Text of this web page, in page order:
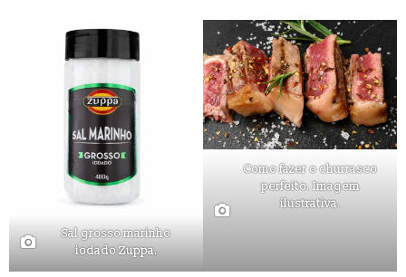
Sal grosso marinho
iodado Zuppa.
Como fazer o churrasco
perfeito. Imagem
ilustrativa.